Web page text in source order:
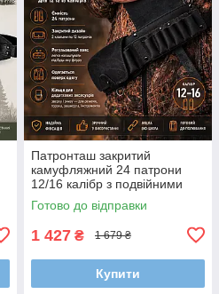
Патронташ закритий
камуфляжний 24 патрони
12/16 калібр з подвійними
клапанами та кільцями
Готово до відправки
1 427 ₴ 1 679 ₴
Купити